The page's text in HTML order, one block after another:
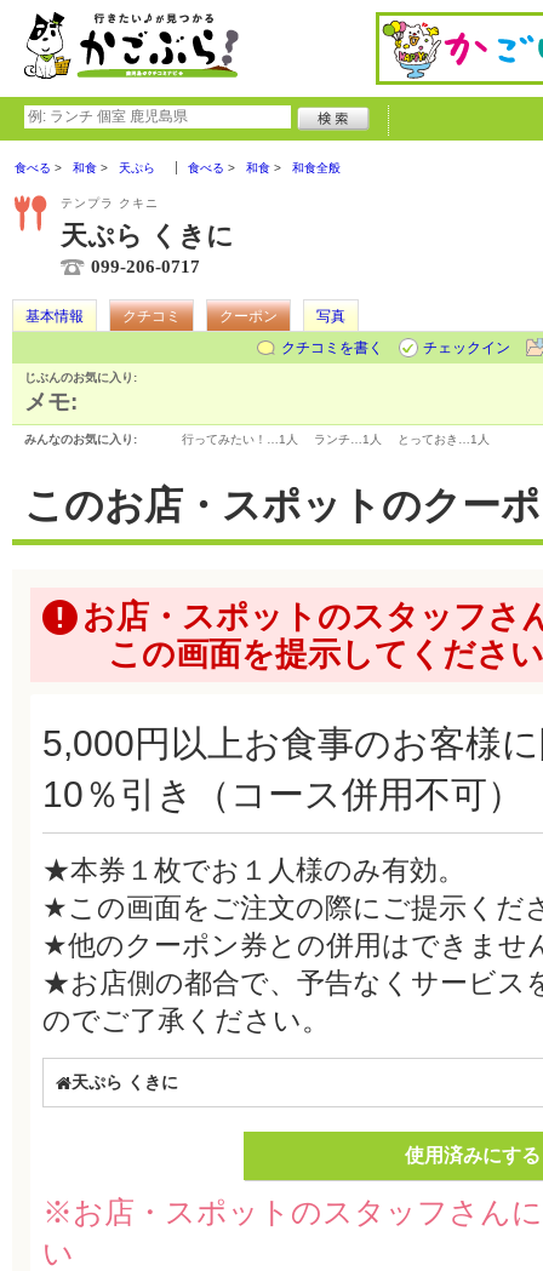
食べる 和食 天ぷら 食べる 和食 和食全般
テンプラ クキニ
天ぷら くきに
099-206-0717
基本情報 クチコミ クーポン
写真
クチコミを書く
チェックイン
じぶんのお気に入り:
メモ:
みんなのお気に入り: 行ってみたい！… 1人 ランチ… 1人 とっておき… 1人
このお店・スポットのクー
お店・スポットのスタッフさ
この画面を提示してください
5,000円以上お食事のお客様
10％引き（コース併用不可）
★本券１枚でお１人様のみ有効。
★この画面をご注文の際にご提示くだ
★他のクーポン券との併用はできませ
★お店側の都合で、予告なくサービス
のでご了承ください。
天ぷら くきに
使用済みにする
※お店・スポットのスタッフさん
い